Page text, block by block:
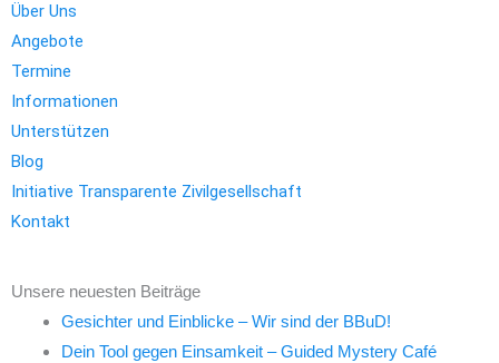
Über Uns
Angebote
Termine
Informationen
Unterstützen
Blog
Initiative Transparente Zivilgesellschaft
Kontakt
Unsere neuesten Beiträge
Gesichter und Einblicke – Wir sind der BBuD!
Dein Tool gegen Einsamkeit – Guided Mystery Café